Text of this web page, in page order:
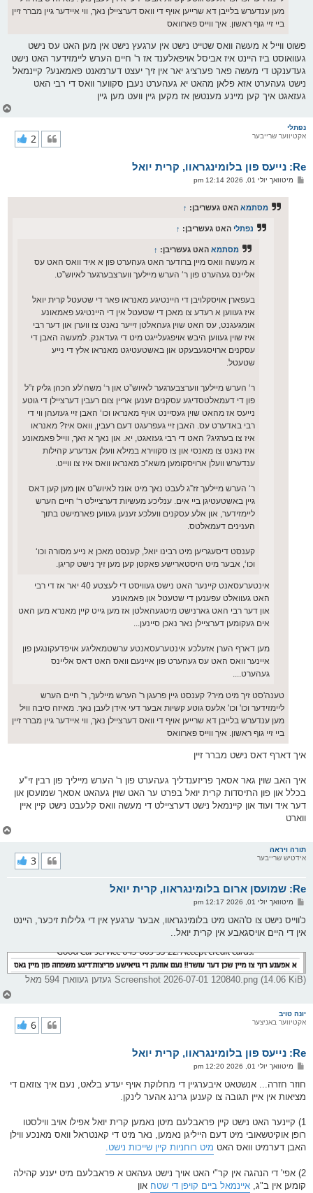
מען ענדערש בלייבן דא שרייען אויף די וואס דערציילן נאך, ווי איידער גיין מברר זיין
ביי זיי גוף ראשון. איך ווייס פארוואס
פשוט ווייל א מעשה וואס שטייט נישט אין ערגעץ נישט אין מען האט עס נישט
געוואוסט ביז היינט איז אביסל אויפאלענד אז ר' חיים הערש ליימזידער האט נישט
געדענקט די מעשה פאר פערציג יאר אין זיך יעצט דערמאנט פאמאנע? קיינמאל
נישט געהערט אזא פלאן מהאט יא געהערט נעבן סקווער וואס די רבי האט
געזאגט איך קען מיינע מענטשן אז מקען גיין וועט מען גיין
נפתלי
אקטיווער שרייבער
Re: נייעס פון בלומינגראוו, קרית יואל
2
פמיטוואך יולי 01, 2026 12:14 pm
מסתמא האט געשריבן: ↑
נפתלי האט געשריבן: ↑
מסתמא האט געשריבן: ↑
א מעשה וואס מיין ברודער האט געהערט פון א איד וואס האט עס
אליינס געהערט פון ר‘ הערש מיילעך ווערצבערגער לאיוש”ט.
בעפארן אויסקלויבן די היינטיגע מאנראו פאר די שטעטל קרית יואל
איז געווען א רעדע צו מאכן די שטעטל אין די היינטיגע פאמאונע
אומגעגנט, עס האט שוין געהאלטן זייער נאנט צו ווערן און דער רבי
איז שוין געווען היבש אויפגעלייגט מיט די געדאנק. למעשה האבן די
עסקנים ארויסגעבעקט און באשטעטיגט מאנראו אלץ די נייע
שטעטל.
ר‘ הערש מיילעך ווערצבערגער לאיוש”ט און ר‘ משה‘לע הכהן גליק ז”ל
פון די דעמאלטסדיגע עסקנים זענען אריין צום רעבין דערציילן די גוטע
נייעס אז מהאט שוין געסיינט אויף מאנראו וכו‘ האבן זיי געזעהן ווי די
רבי באדערט עס. האבן זיי געפרעגט דעם רעבין, וואס איז? מאנראו
איז צו בערגיג? האט די רבי געזאגט, יא. און נאך א זאך, ווייל פאמאונע
איז נאנט צו מאנסי און צו סקווירא במילא וועלן אנדערע קהילות
ענדערש וועלן ארויסקומען משא”כ מאנראו וואס איז צו ווייט.
ר‘ הערש מיילעך זז”ג לעבט נאך מיט אונז לאיוש”ט און מען קען דאס
גיין באשטעטיגן ביי אים. ענליכע מעשיות דערציילט ר‘ חיים הערש
ליימזידער, און אלע עסקנים וועלכע זענען געווען פארמישט בתוך
הענינים דעמאלטס.
קענסט דיסעגריען מיט רבינו יואל, קענסט מאכן א נייע מסורה וכו‘
וכו‘, אבער מיט היסטארישע פאקטן קען מען זיך נישט קריגן.
אינטערעסאנט קיינער האט נישט געוויסט די לעצטע 40 יאר אז די רבי
האט געוואלט עפענען די שטעטל און פאמאונע
און דער רבי האט גארנישט מיטגעהאלטן אז מען גייט קיין מאנרא מען האט
אים געקומען דערציילן נאר נאכן סיינען...
מען דארף הערן אזעלכע אינטערעסאנטע ערשטמאליגע אויפדעקונגען פון
איינער וואס האט עס געהערט פון איינעם וואס האט דאס אליינס
געהערט....
טענה'סט זיך מיט מיר? קענסט גיין פרעגן ר' הערש מיילעך, ר' חיים הערש
ליימזידער וכו' וכו' אלעס גוטע קשיות אבער דעי אידן לעבן נאך. מאיזה סיבה וויל
מען ענדערש בלייבן דא שרייען אויף די וואס דערציילן נאך, ווי איידער גיין מברר זיין
ביי זיי גוף ראשון. איך ווייס פארוואס
איך דארף דאס נישט מברר זיין
איך האב שוין גאר אסאך פריזענדליך געהערט פון ר' הערש מייליך פון רבין זי"ע
בכלל און פון התיסדות קרית יואל בפרט ער האט שוין געהאט אסאך שמועסן און
דער איד ועוד און קיינמאל נישט דערציילט די מעשה וואס קלעבט נישט קיין איין
ווארט
תורה ויראה
אידטיש שרייבער
Re: שמועסן ארום בלומינגראוו, קרית יואל
3
פ
ו
ט
מיטוואך יולי 01, 2026 12:17 pm
כ'ווייס נישט צו ס'האט מיט בלומינגראוו, אבער ערגעץ אין די גלילות זיכער, היינט
אין די היים אויסגאבע אין קרית יואל..
Screenshot 2026-07-01 120840.png (14.06 KiB) געזען געווארן 594 מאל
יונה טויב
אקטיווער באניצער
Re: נייעס פון בלומינגראוו, קרית יואל
6
פ
ו
ט
מיטוואך יולי 01, 2026 12:20 pm
חוזר חזרה... אנשטאט איבערגיין די מחלוקת אויף יעדע בלאט, נעם איך צוזאם די
מציאות אין איין תגובה צו קענען גרינג אהער לינקן.
1) קיינער האט נישט קיין פראבלעם מיטן נאמען קרית יואל אפילו אויב ווילסטו
רופן אוקיטשאובי מיט דעם הייליגן נאמען, נאר מיט די קאנטראל וואס מאנכע ווילן
האבן דערמיט וואס האט מיט רוחניות קיין שייכות נישט.
2) אפי' די הנהגה אין קר"י האט אויך נישט געהאט א פראבלעם מיט יענע קהילה
קומען אין ב"ג, איינמאל ביים קויפן די שטח און